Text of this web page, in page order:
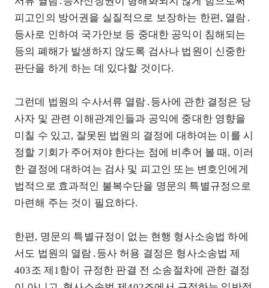
피고인의 방어권을 실질적으로 보장하는 한편, 열람․
등사로 인하여 국가안보 등 중대한 공익이 침해되는
등의 폐해가 발생하지 않도록 검사나 법원이 신중한
판단을 하게 하는 데 있다할 것이다.
그런데 법원의 수사서류 열람․등사에 관한 결정은 당
사자 및 관련 이해관계인들과 공익에 중대한 영향을
미칠 수 있고, 잘못된 법원의 결정에 대하여는 이를 시
정할 기회가 주어져야 한다는 점에 비추어 볼 때, 이러
한 결정에 대하여는 검사 및 피고인 또는 변호인에게
법적으로 효과적인 불복수단을 명문의 특별규정으로
마련해 주는 것이 필요하다.
한편, 명문의 특별규정이 없는 현행 형사소송법 하에
서도 법원의 열람․등사 허용 결정은 형사소송법 제
403조 제1항이 규정한 판결 전 소송절차에 관한 결정